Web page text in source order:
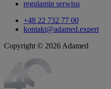
regulamin serwisu
+48 22 732 77 00
kontakt@adamed.expert
Copyright © 2026 Adamed